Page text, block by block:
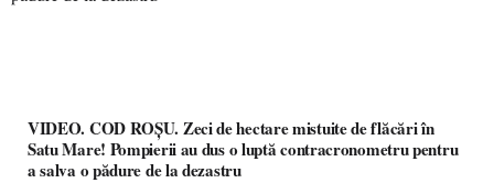
VIDEO. COD ROȘU. Zeci de hectare mistuite de flăcări în
Satu Mare! Pompierii au dus o luptă contracronometru pentru
a salva o pădure de la dezastru